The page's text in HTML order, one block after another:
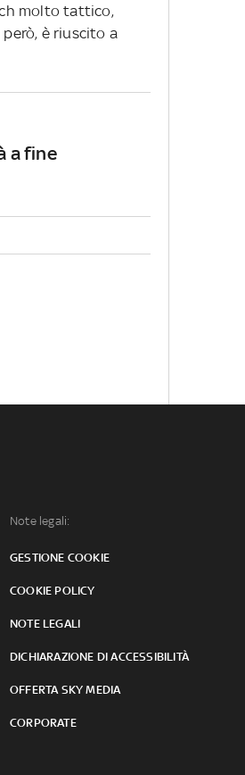
molto tattico,
però, è riuscito a
a fine
Note legali:
GESTIONE COOKIE
COOKIE POLICY
NOTE LEGALI
DICHIARAZIONE DI ACCESSIBILITÀ
OFFERTA SKY MEDIA
CORPORATE